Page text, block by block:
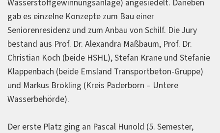
Wasserstoffgewinnungsanlage) angesiedelt. Daneben
gab es einzelne Konzepte zum Bau einer
Seniorenresidenz und zum Anbau von Schilf. Die Jury
bestand aus Prof. Dr. Alexandra Maßbaum, Prof. Dr.
Christian Koch (beide HSHL), Stefan Krane und Stefanie
Klappenbach (beide Emsland Transportbeton-Gruppe)
und Markus Brökling (Kreis Paderborn – Untere
Wasserbehörde).
Der erste Platz ging an Pascal Hunold (5. Semester,